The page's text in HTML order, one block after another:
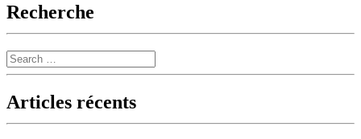
Recherche
Search
Articles récents